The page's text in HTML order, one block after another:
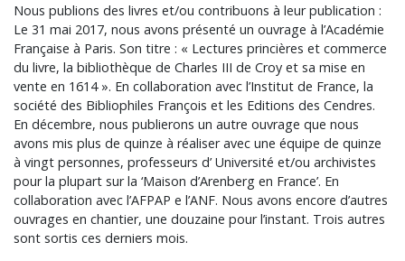
Nous publions des livres et/ou contribuons à leur publication :
Le 31 mai 2017, nous avons présenté un ouvrage à l’Académie
Française à Paris. Son titre : « Lectures princières et commerce
du livre, la bibliothèque de Charles III de Croy et sa mise en
vente en 1614 ». En collaboration avec l’Institut de France, la
société des Bibliophiles François et les Editions des Cendres.
En décembre, nous publierons un autre ouvrage que nous
avons mis plus de quinze à réaliser avec une équipe de quinze
à vingt personnes, professeurs d’ Université et/ou archivistes
pour la plupart sur la ‘Maison d’Arenberg en France’. En
collaboration avec l’AFPAP e l’ANF. Nous avons encore d’autres
ouvrages en chantier, une douzaine pour l’instant. Trois autres
sont sortis ces derniers mois.